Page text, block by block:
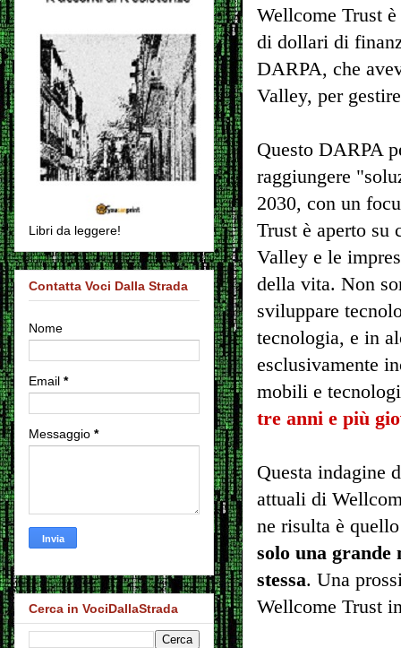
Wellcome Trust
di dollari di
DARPA, che
Valley, per
Questo DARPA
raggiungere
2030, con un
Trust è aperto su
Valley e le
della vita. Non
sviluppare
tecnologia, e in
esclusivamente
mobili e
tre anni e più
Questa indagine
attuali di
ne risulta è
solo una
stessa. Una
Wellcome Trust
Libri da leggere!
Contatta Voci Dalla Strada
Nome
Email *
Messaggio *
Cerca in VociDallaStrada